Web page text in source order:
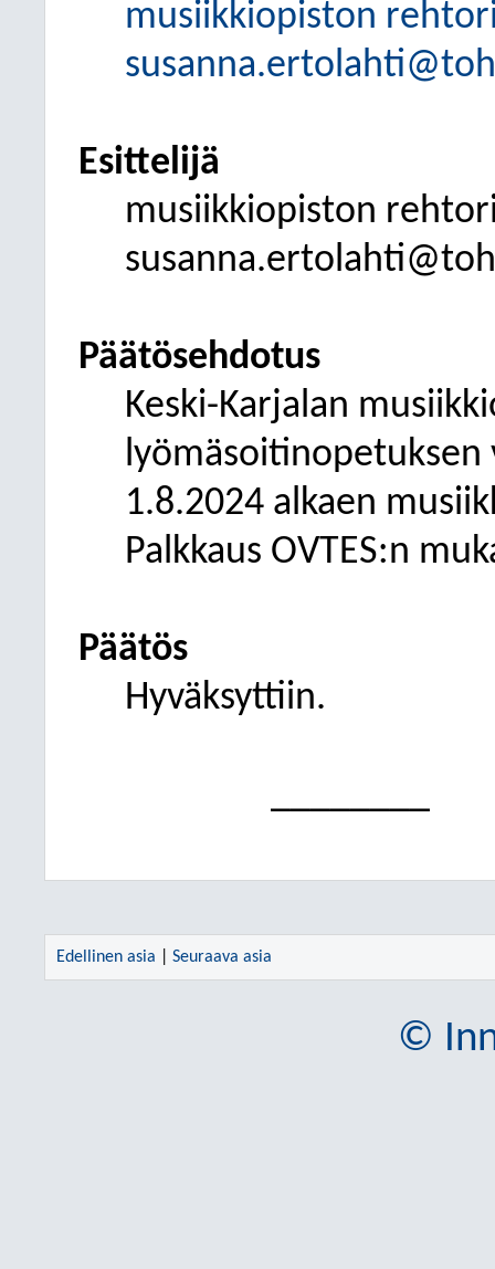
musiikkiopiston
Esittelijä
musiikkiopiston
Päätösehdotus
Keski-Karjalan
1.8.2024 alkaen
Palkkaus OVTES:n
Päätös
Hyväksyttiin.
Edellinen asia Seuraava asia
©